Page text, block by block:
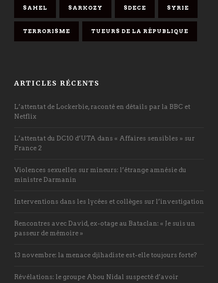
SAHEL SARKOZY SDECE SYRIE
TERRORISME TUEURS DE LA RÉPUBLIQUE
ARTICLES RÉCENTS
L’attentat de Lockerbie, raconté en détails par la BBC et
Netflix
L’attentat du DC10 d’UTA dans « Affaires sensibles » sur
France 2
Violences sexuelles sur mineurs: l’étrange amnésie du
ministre Darmanin
Interventions dans les lycées et collèges sur l’investigation
Rencontres avec David, ex-otage au Bataclan: « Je suis un
passeur de mémoire »
13 novembre: la menace djihadiste est-elle toujours forte?
Révélations: le groupe Abou Nidal suspecté d’avoir